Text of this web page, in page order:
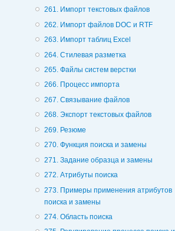
261. Импорт текстовых файлов
262. Импорт файлов DOC и RTF
263. Импорт таблиц Excel
264. Стилевая разметка
265. Файлы систем верстки
266. Процесс импорта
267. Связывание файлов
268. Экспорт текстовых файлов
269. Резюме
270. Функция поиска и замены
271. Задание образца и замены
272. Атрибуты поиска
273. Примеры применения атрибутов
поиска и замены
274. Область поиска